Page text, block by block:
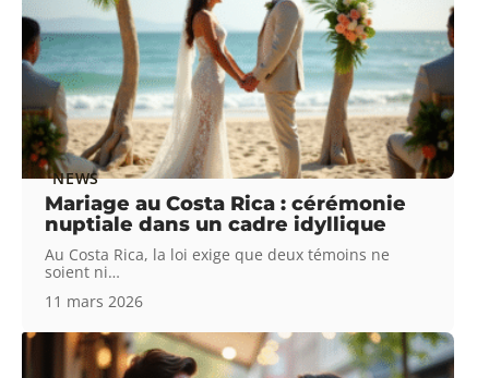
NEWS
Mariage au Costa Rica : cérémonie
nuptiale dans un cadre idyllique
Au Costa Rica, la loi exige que deux témoins ne
soient ni…
11 mars 2026